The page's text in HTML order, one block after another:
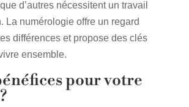
d’autres nécessitent un travail
La numérologie offre un regard
différences et propose des clés
ensemble.
pour votre